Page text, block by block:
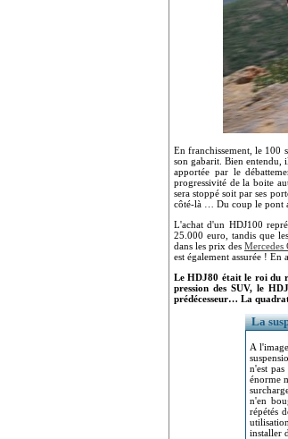
En franchissement, le 100
son gabarit. Bien entendu,
apportée par le
progressivité de la boite
sera stoppé soit par ses
côté-là … Du coup le pont
L'achat d'un HDJ100
25.000 euro, tandis que
dans les prix des Mercedes
est également assurée !
Le HDJ80 était le roi du
pression des SUV, le
prédécesseur… La
La
A
n'est
énorme
n'en
répétés
installer